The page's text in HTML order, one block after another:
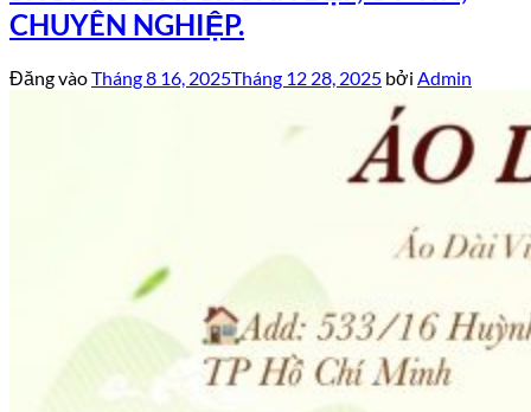
CHUYÊN NGHIỆP.
Đăng vàoTháng 8 16, 2025Tháng 12 28, 2025 bởi Admin